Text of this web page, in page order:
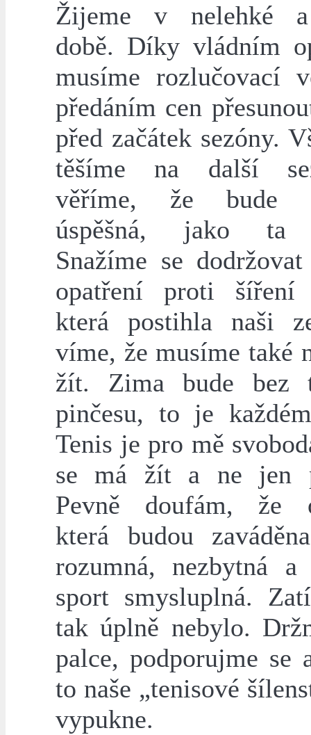
Žijeme v nelehké
době. Díky vládním
musíme rozlučovací
předáním cen
před začátek sezóny.
těšíme na další
věříme, že bude
úspěšná, jako ta
Snažíme se dodržovat
opatření proti šíření
která postihla naši
víme, že musíme také
žít. Zima bude bez
pinčesu, to je
Tenis je pro mě
se má žít a ne jen
Pevně doufám, že
která budou
rozumná, nezbytná
sport smysluplná.
tak úplně nebylo.
palce, podporujme se
to naše „tenisové
vypukne.